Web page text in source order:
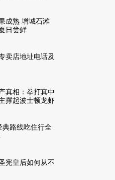
成熟 增城石滩
日尝鲜
卖店地址电话及
真相：拳打真中
撑起波士顿龙虾
路线吃住行全
宪皇后如何从不